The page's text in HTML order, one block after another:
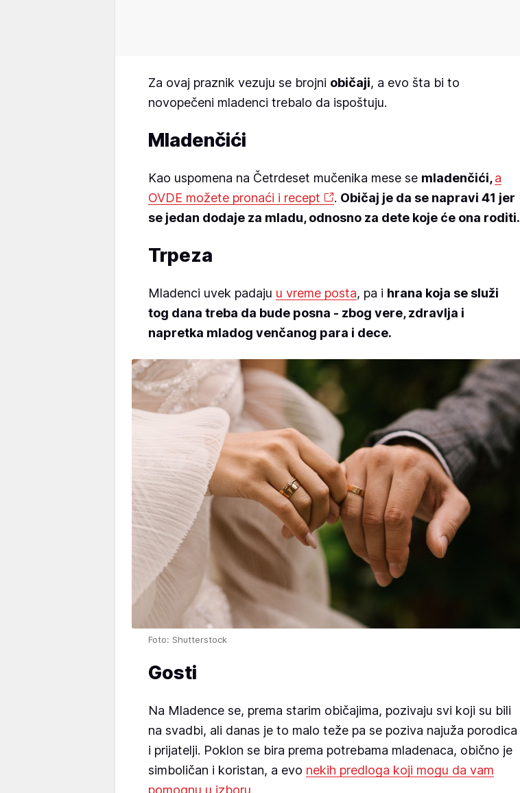
Za ovaj praznik vezuju se brojni običaji, a evo šta bi to
novopečeni mladenci trebalo da ispoštuju.
Mladenčići
Kao uspomena na Četrdeset mučenika mese se mladenčići,a
OVDE možete pronaći i recept
. Običaj je da se napravi 41 jer
se jedan dodaje za mladu, odnosno za dete koje će ona roditi.
Trpeza
Mladenci uvek padaju u vreme posta, pa i hrana koja se služi
tog dana treba da bude posna - zbog vere, zdravlja i
napretka mladog venčanog para i dece.
Foto: Shutterstock
Gosti
Na Mladence se, prema starim običajima, pozivaju svi koji su bili
na svadbi, ali danas je to malo teže pa se poziva najuža porodica
i prijatelji. Poklon se bira prema potrebama mladenaca, obično je
simboličan i koristan, a evo nekih predloga koji mogu da vam